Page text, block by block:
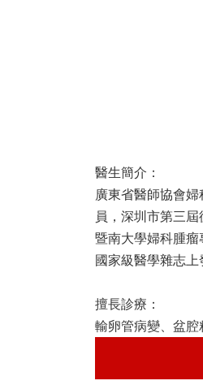
醫生簡介：
廣東省醫師協會
員，深圳市第三
暨南大學婦科腫
國家級醫學雜志上
擅長診療：
輸卵管病變、盆